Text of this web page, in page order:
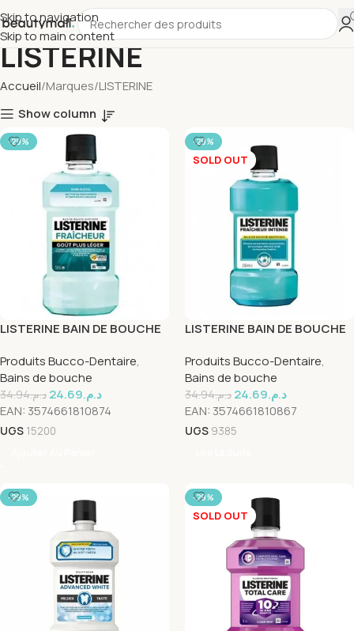
Skip to navigation
Skip to main content
LISTERINE
Accueil Marques LISTERINE
Show column
-29%
LISTERINE BAIN DE BOUCHE
250ML
Produits Bucco-Dentaire,
Bains de bouche
د.م.34.94 د.م.24.69
EAN: 3574661810874
UGS 15200
-29%
SOLD OUT
LISTERINE BAIN DE BOUCHE
Produits Bucco-Dentaire,
Bains de bouche
د.م.34.94 د.م.24.69
EAN: 3574661810867
UGS 9385
-29% -29%
SOLD OUT